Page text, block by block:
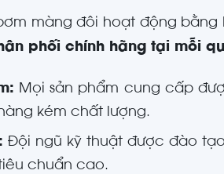
màng đôi hoạt động bằng
phối chính hãng tại mỗi
Mọi sản phẩm cung cấp
kém chất lượng.
Đội ngũ kỹ thuật được đào
chuẩn cao.